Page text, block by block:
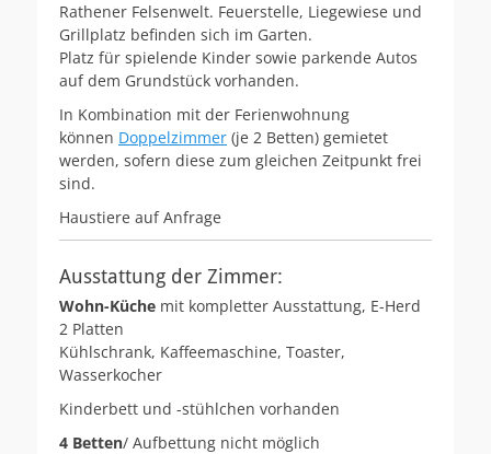
Rathener Felsenwelt. Feuerstelle, Liegewiese und
Grillplatz befinden sich im Garten.
Platz für spielende Kinder sowie parkende Autos
auf dem Grundstück vorhanden.
In Kombination mit der Ferienwohnung
können Doppelzimmer (je 2 Betten) gemietet
werden, sofern diese zum gleichen Zeitpunkt frei
sind.
Haustiere auf Anfrage
Ausstattung der Zimmer:
Wohn-Küche mit kompletter Ausstattung, E-Herd
2 Platten
Kühlschrank, Kaffeemaschine, Toaster,
Wasserkocher
Kinderbett und -stühlchen vorhanden
4 Betten/ Aufbettung nicht möglich